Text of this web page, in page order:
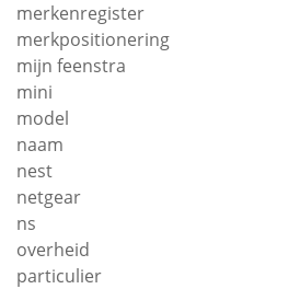
merkenregister
merkpositionering
mijn feenstra
mini
model
naam
nest
netgear
ns
overheid
particulier